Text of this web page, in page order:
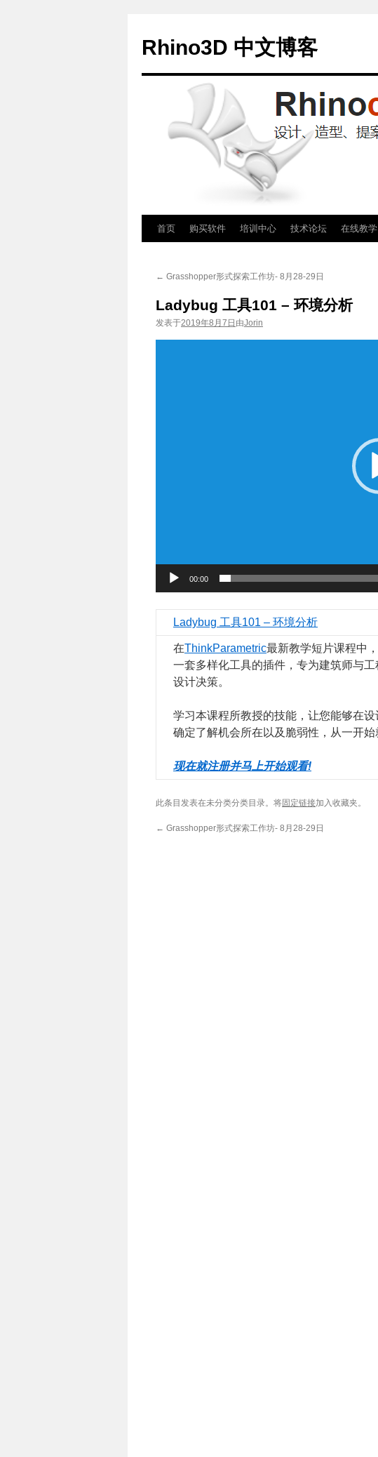
Rhino3D 中文博客
首页 购买软件 培训中心 技术论坛 在线教学
← Grasshopper形式探索工作坊- 8月28-29日
Ladybug 工具101 – 环境分析
发表于2019年8月7日 由Jorin
00:00
Ladybug 工具101 – 环境分析
在ThinkParametric最新教学短片课程中
一套多样化工具的插件，专为建筑师与
设计决策。
学习本课程所教授的技能，让您能够在
确定了解机会所在以及脆弱性，从一开
现在就注册并马上开始观看!
此条目发表在未分类分类目录。将固定链接加入收藏夹。
← Grasshopper形式探索工作坊- 8月28-29日